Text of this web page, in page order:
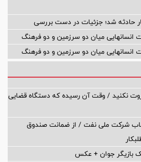
حادثه شد؛ جزئیات در دست بررسی
انسانهایی میان دو سرزمین و دو فرهنگ
انسانهایی میان دو سرزمین و دو فرهنگ
ثروت نکنید / وقت آن رسیده که دستگاه قضایی
شرکت ملی نفت / از ضمانت صندوق
بازیگر جوان + عکس